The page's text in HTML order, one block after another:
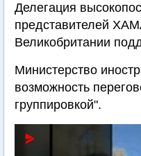
Делегация
представителей
Великобритании
Министерство
возможность
группировкой".